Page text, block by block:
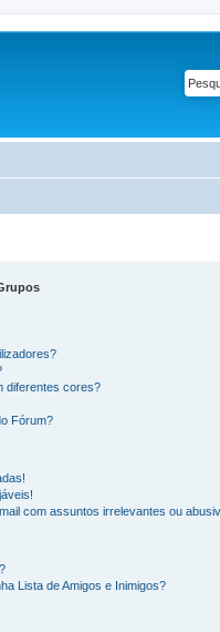
diferentes cores?
Fórum?
com assuntos irrelevantes ou
Lista de Amigos e Inimigos?